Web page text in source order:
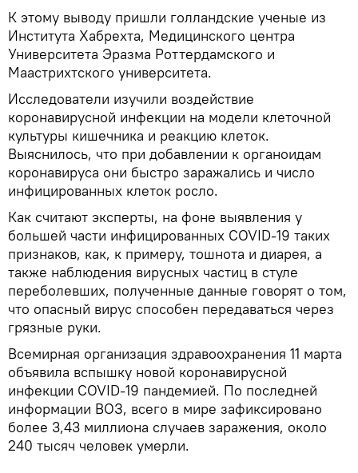
К этому выводу пришли голландские ученые из
Института Хабрехта, Медицинского центра
Университета Эразма Роттердамского и
Маастрихтского университета.
Исследователи изучили воздействие
коронавирусной инфекции на модели клеточной
культуры кишечника и реакцию клеток.
Выяснилось, что при добавлении к органоидам
коронавируса они быстро заражались и число
инфицированных клеток росло.
Как считают эксперты, на фоне выявления у
большей части инфицированных COVID-19 таких
признаков, как, к примеру, тошнота и диарея, а
также наблюдения вирусных частиц в стуле
переболевших, полученные данные говорят о том,
что опасный вирус способен передаваться через
грязные руки.
Всемирная организация здравоохранения 11 марта
объявила вспышку новой коронавирусной
инфекции COVID-19 пандемией. По последней
информации ВОЗ, всего в мире зафиксировано
более 3,43 миллиона случаев заражения, около
240 тысяч человек умерли.